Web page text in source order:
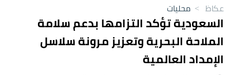
عكاظ > محليات
السعودية تؤكد التزامها بدعم سلامة
الملاحة البحرية وتعزيز مرونة سلاسل
الإمداد العالمية